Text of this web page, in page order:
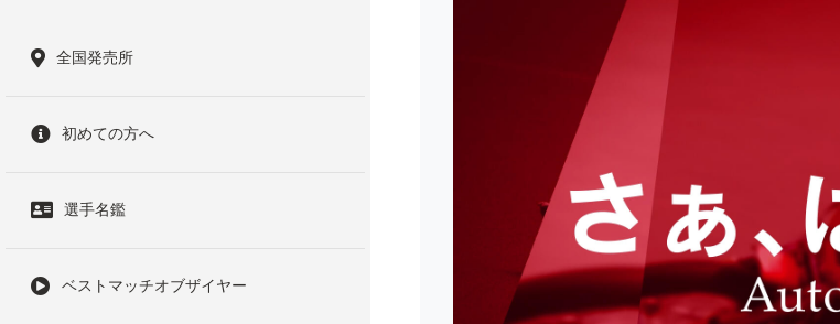
全国発売所
初めての方へ
選手名鑑
ベストマッチオブザイヤー